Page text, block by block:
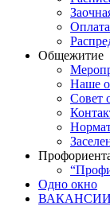
Общежитие
Наше
Совет
Одно окно
ВАКАНСИИ